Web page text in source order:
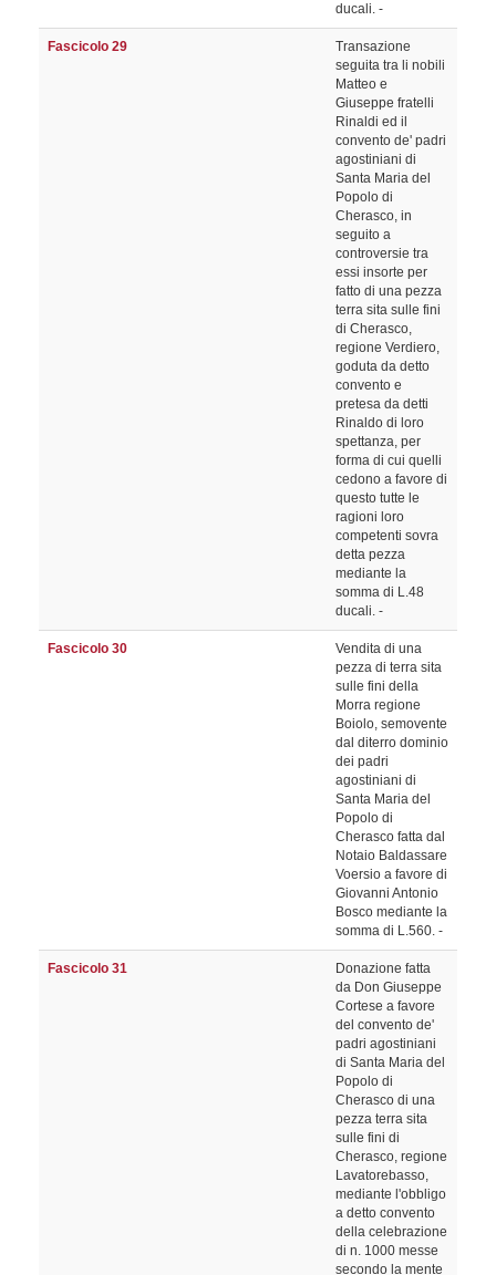
ducali. -
Fascicolo 29
Transazione
seguita tra li nobili
Matteo e
Giuseppe fratelli
Rinaldi ed il
convento de' padri
agostiniani di
Santa Maria del
Popolo di
Cherasco, in
seguito a
controversie tra
essi insorte per
fatto di una pezza
terra sita sulle fini
di Cherasco,
regione Verdiero,
goduta da detto
convento e
pretesa da detti
Rinaldo di loro
spettanza, per
forma di cui quelli
cedono a favore di
questo tutte le
ragioni loro
competenti sovra
detta pezza
mediante la
somma di L.48
ducali. -
Fascicolo 30
Vendita di una
pezza di terra sita
sulle fini della
Morra regione
Boiolo, semovente
dal diterro dominio
dei padri
agostiniani di
Santa Maria del
Popolo di
Cherasco fatta dal
Notaio Baldassare
Voersio a favore di
Giovanni Antonio
Bosco mediante la
somma di L.560. -
Fascicolo 31
Donazione fatta
da Don Giuseppe
Cortese a favore
del convento de'
padri agostiniani
di Santa Maria del
Popolo di
Cherasco di una
pezza terra sita
sulle fini di
Cherasco, regione
Lavatorebasso,
mediante l'obbligo
a detto convento
della celebrazione
di n. 1000 messe
secondo la mente